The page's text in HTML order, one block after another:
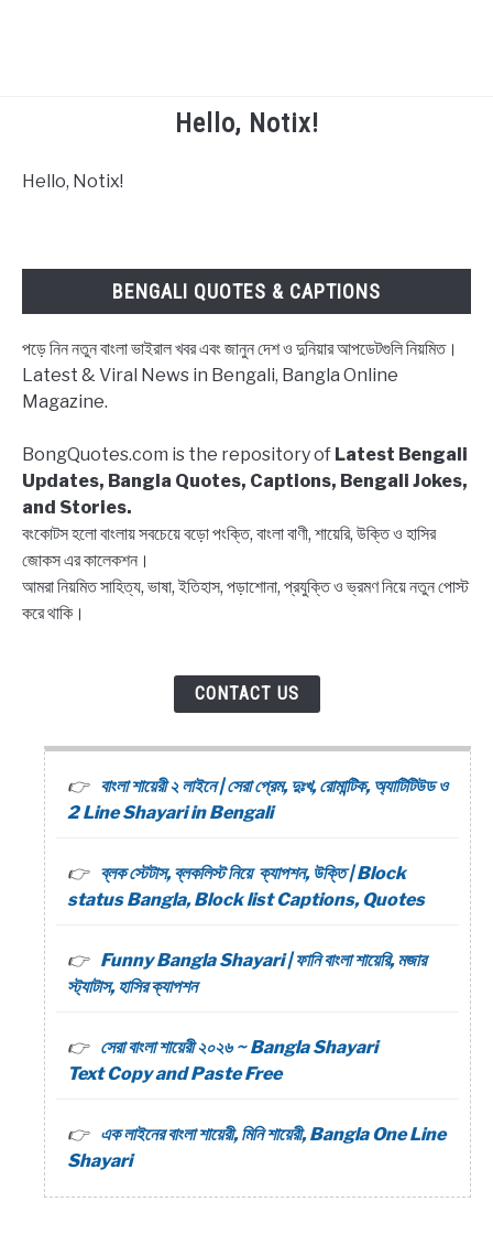
HEALTH & LIFESTYLE
EDUCATIONAL
BENGALI WISHES
NEWS
BENGALI LYRICS
BENGALI NAMES
Hello, Notix!
Hello, Notix!
BENGALI QUOTES & CAPTIONS
পড়ে নিন নতুন বাংলা ভাইরাল খবর এবং জানুন দেশ ও দুনিয়ার আপডেটগুলি নিয়মিত।
Latest & Viral News in Bengali, Bangla Online
Magazine.
BongQuotes.com is the repository of Latest Bengali
Updates, Bangla Quotes, Captions, Bengali Jokes,
and Stories.
বংকোটস হলো বাংলায় সবচেয়ে বড়ো পংক্তি, বাংলা বাণী, শায়েরি, উক্তি ও হাসির
জোকস এর কালেকশন।
আমরা নিয়মিত সাহিত্য, ভাষা, ইতিহাস, পড়াশোনা, প্রযুক্তি ও ভ্রমণ নিয়ে নতুন পোস্ট
করে থাকি।
CONTACT US
বাংলা শায়েরী ২ লাইনে | সেরা প্রেম, দুঃখ, রোমান্টিক, অ্যাটিটিউড ও
2 Line Shayari in Bengali
ব্লক স্টেটাস, ব্লকলিস্ট নিয়ে ক্যাপশন, উক্তি | Block
status Bangla, Block list Captions, Quotes
Funny Bangla Shayari | ফানি বাংলা শায়েরি, মজার
স্ট্যাটাস, হাসির ক্যাপশন
সেরা বাংলা শায়েরী ২০২৬ ~ Bangla Shayari
Text Copy and Paste Free
এক লাইনের বাংলা শায়েরী, মিনি শায়েরী, Bangla One Line
Shayari